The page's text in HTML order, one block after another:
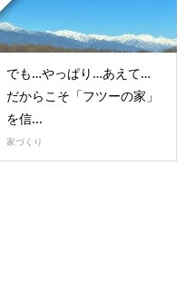
でも…やっぱり…あえて…
だからこそ「フツーの家」
を信...
家づくり